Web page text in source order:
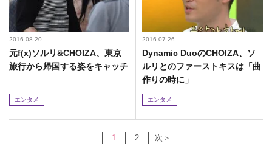
2016.08.20
元f(x)ソルリ&CHOIZA、東京
旅行から帰国する姿をキャッチ
エンタメ
2016.07.26
Dynamic DuoのCHOIZA、ソ
ルリとのファーストキスは「曲
作りの時に」
エンタメ
1 2 次＞